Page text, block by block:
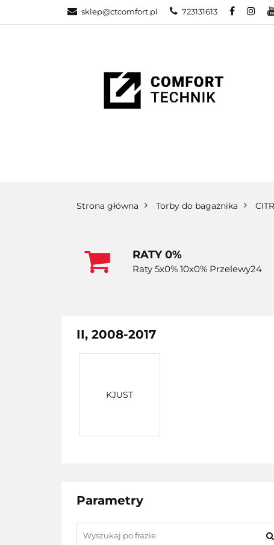
sklep@ctcomfort.pl 723131613
NAMIOTY
Strona główna Torby do bagażnika
RATY 0%
Raty 5x0% 10x0% Przelewy24
II, 2008-2017
KJUST
Parametry